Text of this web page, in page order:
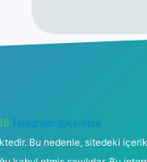
Telegram: @karabul
Bu nedenle, sitedeki